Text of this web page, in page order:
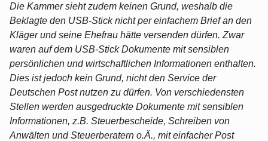
Die Kammer sieht zudem keinen Grund, weshalb die
Beklagte den USB-Stick nicht per einfachem Brief an den
Kläger und seine Ehefrau hätte versenden dürfen. Zwar
waren auf dem USB-Stick Dokumente mit sensiblen
persönlichen und wirtschaftlichen Informationen enthalten.
Dies ist jedoch kein Grund, nicht den Service der
Deutschen Post nutzen zu dürfen. Von verschiedensten
Stellen werden ausgedruckte Dokumente mit sensiblen
Informationen, z.B. Steuerbescheide, Schreiben von
Anwälten und Steuerberatern o.Ä., mit einfacher Post